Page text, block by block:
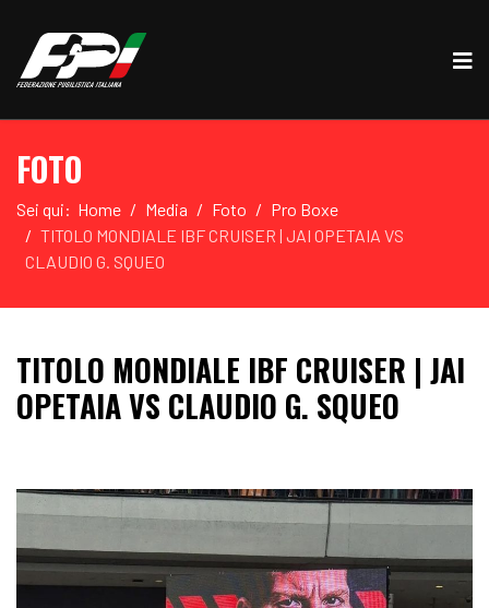
FOTO
Sei qui: Home Media Foto
Pro Boxe
TITOLO MONDIALE IBF CRUISER | JAI OPETAIA VS
CLAUDIO G. SQUEO
TITOLO MONDIALE IBF CRUISER | JAI
OPETAIA VS CLAUDIO G. SQUEO